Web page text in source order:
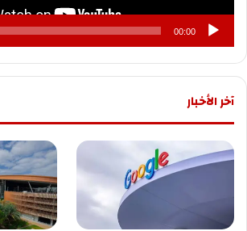
00:00
آخر الأخبار